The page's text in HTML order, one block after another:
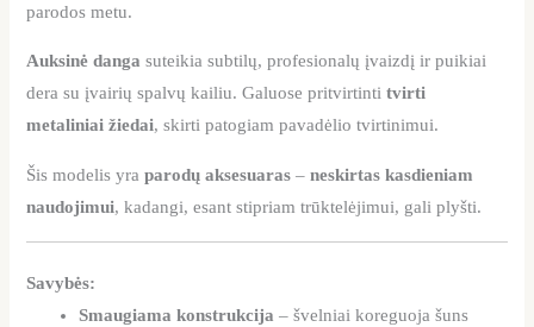
parodos metu.
Auksinė danga suteikia subtilų, profesionalų įvaizdį ir puikiai
dera su įvairių spalvų kailiu. Galuose pritvirtintitvirti
metaliniai žiedai, skirti patogiam pavadėlio tvirtinimui.
Šis modelis yraparodų aksesuaras –neskirtas kasdieniam
naudojimui, kadangi, esant stipriam trūktelėjimui, gali plyšti.
Savybės:
Smaugiama konstrukcija – švelniai koreguoja šuns